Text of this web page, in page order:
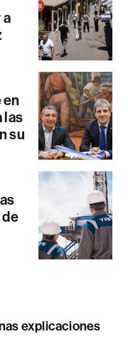
en
las
su
explicaciones